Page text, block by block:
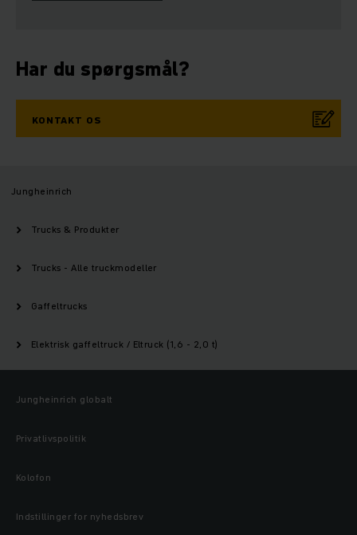
Har du spørgsmål?
KONTAKT OS
Jungheinrich
Trucks & Produkter
Trucks - Alle truckmodeller
Gaffeltrucks
Elektrisk gaffeltruck / Eltruck (1,6 - 2,0 t)
Jungheinrich globalt
Privatlivspolitik
Kolofon
Indstillinger for nyhedsbrev